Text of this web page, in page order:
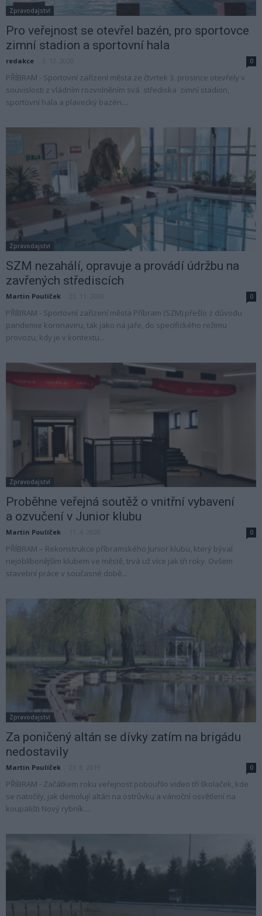
Zpravodajství
Pro veřejnost se otevřel bazén, pro sportovce
zimní stadion a sportovní hala
redakce 0
PŘÍBRAM - Sportovní zařízení města ze čtvrtek 3. prosince otevřely v
souvislosti z vládním rozvolněním svá střediska zimní stadion,
sportovní hala a plavecký bazén....
Zpravodajství
SZM nezahálí, opravuje a provádí údržbu na
zavřených střediscích
Martin Poulíček 0
PŘÍBRAM - Sportovní zařízení města Příbram (SZM) přešlo z důvodu
pandemie koronaviru, tak jako na jaře, do specifického režimu
provozu, kdy je v kontextu...
Zpravodajství
Proběhne veřejná soutěž o vnitřní vybavení
a ozvučení v Junior klubu
Martin Poulíček 0
PŘÍBRAM – Rekonstrukce příbramského Junior klubu, který býval
nejoblíbenějším klubem ve městě, trvá už více jak tři roky. Ovšem
stavební práce v současné době...
Zpravodajství
Za poničený altán se dívky zatím na brigádu
nedostavily
Martin Poulíček 0
PŘÍBRAM - Začátkem roku veřejnost pobouřilo video tří školaček, kde
se natočily, jak demolují altán na ostrůvku a vánoční osvětlení na
koupališti Nový rybník....